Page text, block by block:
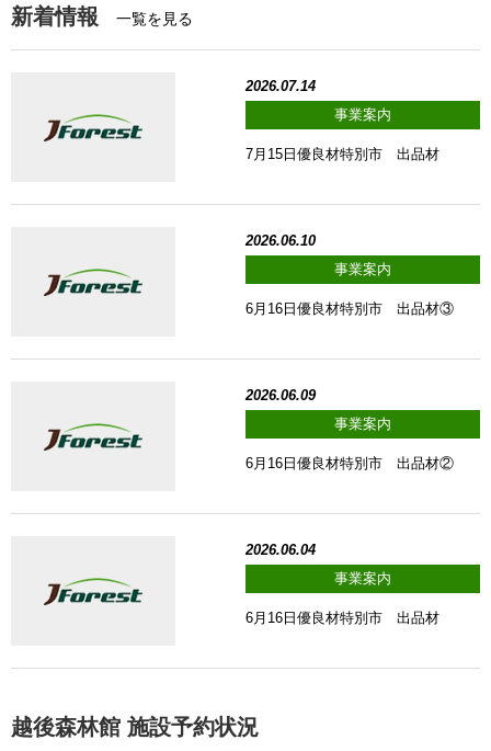
新着情報 一覧を見る
2026.07.14
事業案内
7月15日優良材特別市 出品材
2026.06.10
事業案内
6月16日優良材特別市 出品材③
2026.06.09
事業案内
6月16日優良材特別市 出品材②
2026.06.04
事業案内
6月16日優良材特別市 出品材
越後森林館 施設予約状況